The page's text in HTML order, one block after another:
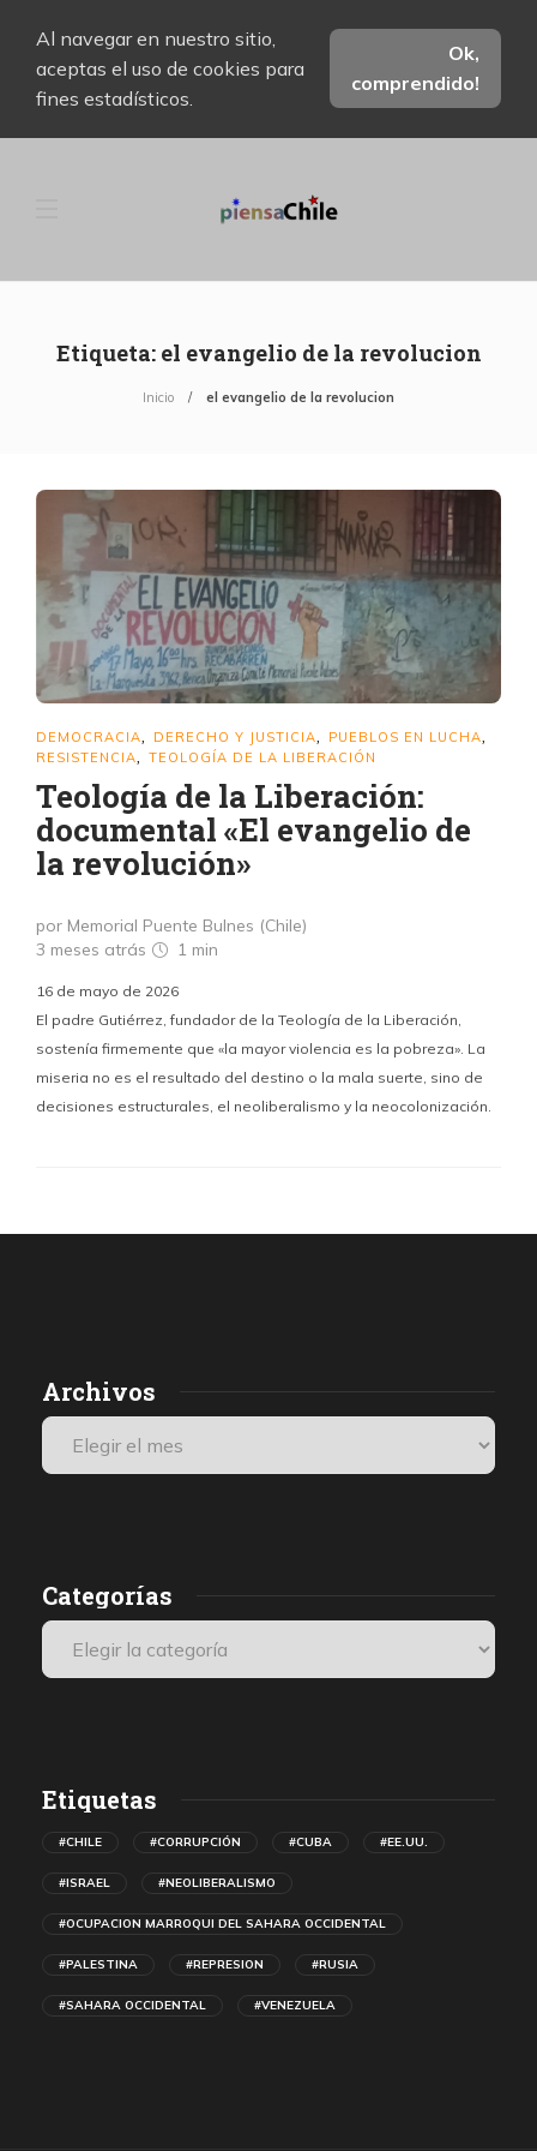
Al navegar en nuestro sitio,
aceptas el uso de cookies para
fines estadísticos.
Ok,
comprendido!
Etiqueta: el evangelio de la revolucion
Inicio el evangelio de la revolucion
DEMOCRACIA, DERECHO Y JUSTICIA, PUEBLOS EN LUCHA,
RESISTENCIA, TEOLOGÍA DE LA LIBERACIÓN
Teología de la Liberación:
documental «El evangelio de
la revolución»
por Memorial Puente Bulnes (Chile)
3 meses atrás
1 min
16 de mayo de 2026
El padre Gutiérrez, fundador de la Teología de la Liberación,
sostenía firmemente que «la mayor violencia es la pobreza». La
miseria no es el resultado del destino o la mala suerte, sino de
decisiones estructurales, el neoliberalismo y la neocolonización.
Archivos
Categorías
Etiquetas
#CHILE #CORRUPCIÓN #CUBA #EE.UU.
#ISRAEL #NEOLIBERALISMO
#OCUPACION MARROQUI DEL SAHARA OCCIDENTAL
#PALESTINA #REPRESION #RUSIA
#SAHARA OCCIDENTAL #VENEZUELA